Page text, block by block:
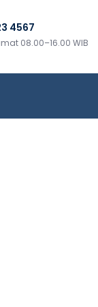
4567
08.00–16.00 WIB